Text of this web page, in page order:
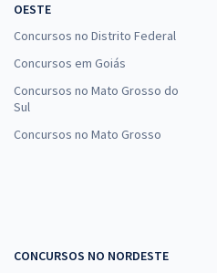
OESTE
Concursos no Distrito Federal
Concursos em Goiás
Concursos no Mato Grosso do
Sul
Concursos no Mato Grosso
CONCURSOS NO NORDESTE